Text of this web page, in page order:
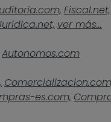
Fiscal.net,
ver más...
Autonomos.com
es.com,